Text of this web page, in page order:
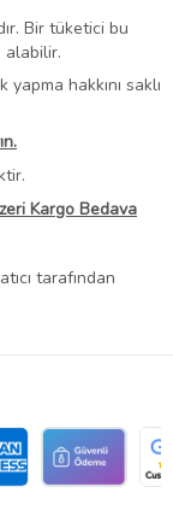
Bir tüketici bu
alabilir.
hakkını saklı
Kargo Bedava
tarafından